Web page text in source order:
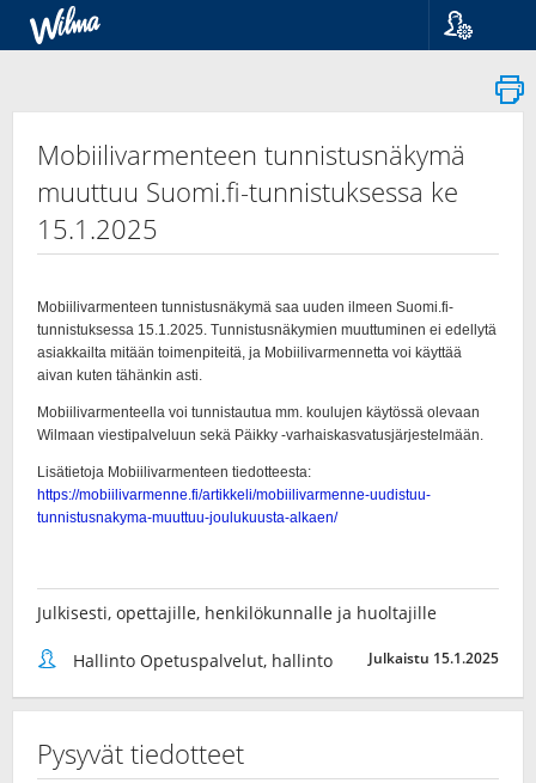
Suomi
Svenska
Mobiilivarmenteen tunnistusnäkymä
muuttuu Suomi.fi-tunnistuksessa ke
15.1.2025
Julkisesti, opettajille, henkilökunnalle ja huoltajille
Hallinto Opetuspalvelut, hallinto Julkaistu 15.1.2025
Pysyvät tiedotteet